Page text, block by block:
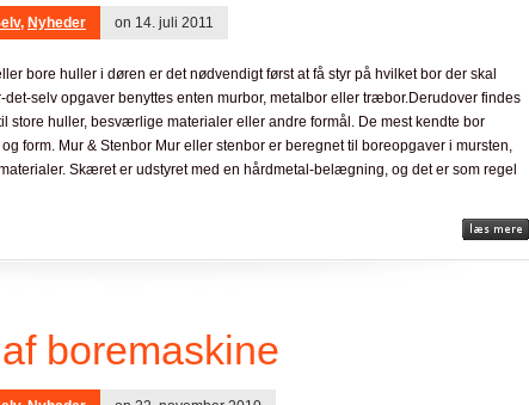
, Nyheder on 14. juli 2011
bore huller i døren er det nødvendigt først at få styr på hvilket bor der skal
selv opgaver benyttes enten murbor, metalbor eller træbor.Derudover findes
store huller, besværlige materialer eller andre formål. De mest kendte bor
form. Mur & Stenbor Mur eller stenbor er beregnet til boreopgaver i mursten,
Skæret er udstyret med en hårdmetal-belægning, og det er som regel
boremaskine